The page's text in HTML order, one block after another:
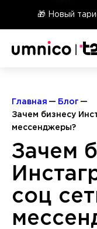
🎁 Новый
Главная
Блог
Зачем бизнесу
мессенджеры?
Зачем
соц